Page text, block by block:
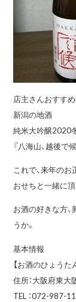
店主さんおすす
新潟の地酒
純米大吟醸2020
『八海山、越後で候
これで、来年のお
おせちと一緒に
お酒の好きな方
うか。
基本情報
【お酒のひょうた
住所：大阪府東
TEL ：072-987-